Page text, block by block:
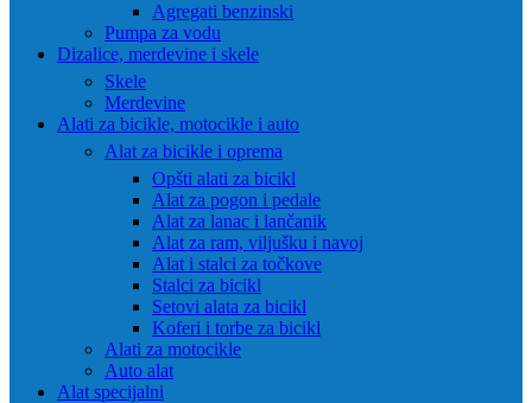
Agregati benzinski
Pumpa za vodu
Dizalice, merdevine i skele
Skele
Merdevine
Alati za bicikle, motocikle i auto
Alat za bicikle i oprema
Opšti alati za bicikl
Alat za pogon i pedale
Alat za lanac i lančanik
Alat za ram, viljušku i navoj
Alat i stalci za točkove
Stalci za bicikl
Setovi alata za bicikl
Koferi i torbe za bicikl
Alati za motocikle
Auto alat
Alat specijalni